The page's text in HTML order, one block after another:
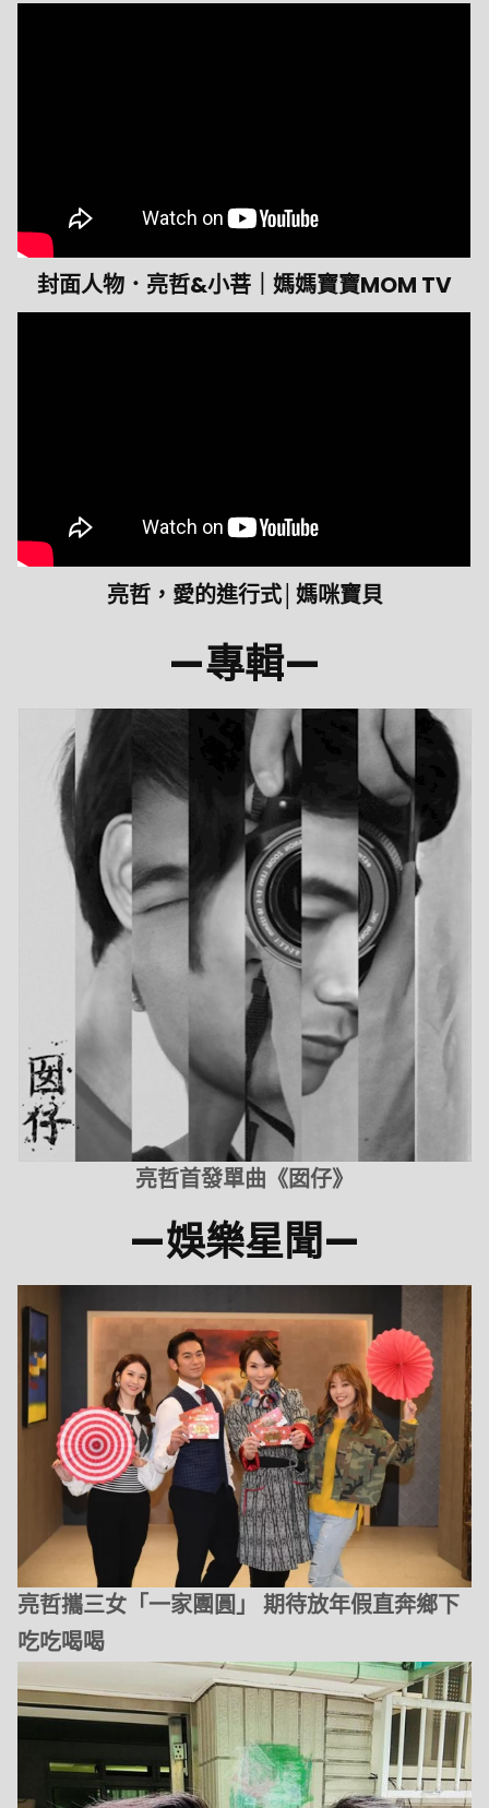
封面人物．亮哲&小菩｜媽媽寶寶MOM TV
亮哲，愛的進行式│媽咪寶貝
—專輯—
亮哲首發單曲《囡仔》
—娛樂星聞—
亮哲攜三女「一家團圓」 期待放年假直奔鄉下
吃吃喝喝